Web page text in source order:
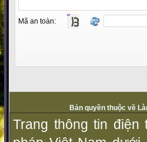
Mã an toàn:
Bản quyền thuộc về
Trang thông tin